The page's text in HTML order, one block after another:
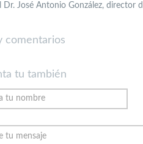
Dr. José Antonio González, director
comentarios
tu también